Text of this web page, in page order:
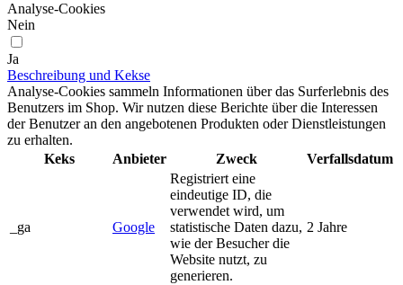
Analyse-Cookies
Nein
Ja
Beschreibung und Kekse
Analyse-Cookies sammeln Informationen über das Surferlebnis des
Benutzers im Shop. Wir nutzen diese Berichte über die Interessen
der Benutzer an den angebotenen Produkten oder Dienstleistungen
zu erhalten.
Keks
Anbieter Zweck Verfallsdatum
_ga Google
Registriert eine
eindeutige ID, die
verwendet wird, um
statistische Daten dazu,
wie der Besucher die
Website nutzt, zu
generieren.
2 Jahre